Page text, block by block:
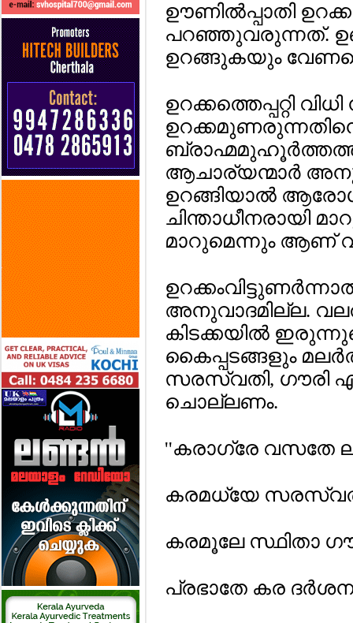
ഊണില്‍പ്പാതി
പറഞ്ഞുവരുന്നത്.
ഉറങ്ങുകയും
ഉറക്കത്തെപ്പറ്റി
ആചാര്യന്മാര്‍
ഉറങ്ങിയാല്‍
ചിന്താധീനരായി
മാറുമെന്നും ആണ്
അനുവാദമില്ല.
കിടക്കയില്‍
കൈപ്പടങ്ങളും
സരസ്വതി, ഗൗരി
ചൊല്ലണം.
''കരാഗ്രേ വസതേ
കരമധ്യേ
കരമൂലേ സ്ഥിതാ
പ്രഭാതേ കര